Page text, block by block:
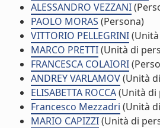
ALESSANDRO VEZZANI
PAOLO MORAS (Persona)
VITTORIO PELLEGRINI
MARCO PRETTI(Unità di
FRANCESCA COLAIORI
ANDREY VARLAMOV(Unità
ELISABETTA ROCCA(Unità di
Francesco Mezzadri (Unità
MARIO CAPIZZI(Unità di